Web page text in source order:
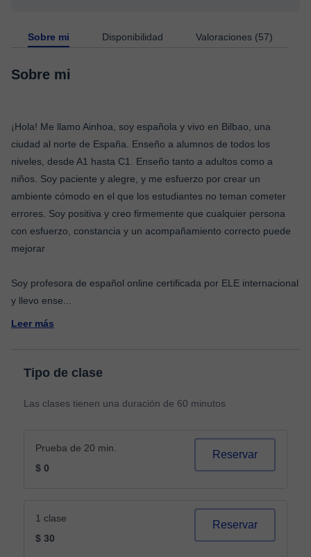
Sobre mi Disponibilidad Valoraciones (57)
Sobre mi
¡Hola! Me llamo Ainhoa, soy española y vivo en Bilbao, una
ciudad al norte de España. Enseño a alumnos de todos los
niveles, desde A1 hasta C1. Enseño tanto a adultos como a
niños. Soy paciente y alegre, y me esfuerzo por crear un
ambiente cómodo en el que los estudiantes no teman cometer
errores. Soy positiva y creo firmemente que cualquier persona
con esfuerzo, constancia y un acompañamiento correcto puede
mejorar
Soy profesora de español online certificada por ELE internacional
y llevo ense
Leer más
Tipo de clase
Las clases tienen una duración de 60 minutos
Prueba de 20 min.
$ 0
Reservar
1 clase
$ 30
Reservar